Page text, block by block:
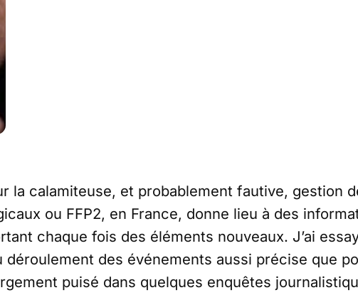
la calamiteuse, et probablement fautive, gestion
ou FFP2, en France, donne lieu à des
chaque fois des éléments nouveaux. J’ai
déroulement des événements aussi précise que
puisé dans quelques enquêtes